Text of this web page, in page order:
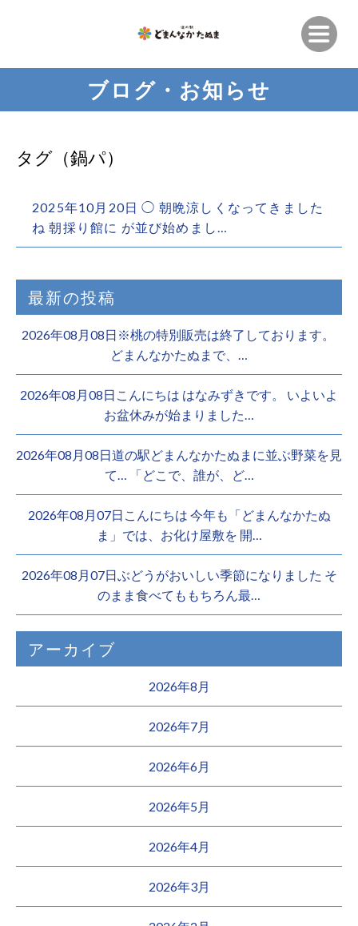
ブログ・お知らせ
タグ（鍋パ）
2025年10月20日 ◯ 朝晩涼しくなってきました
ね️ 朝採り館に が並び始めまし…
最新の投稿
2026年08月08日※桃の特別販売は終了しております。 ️
どまんなかたぬまで、…
2026年08月08日こんにちは はなみずきです。 いよいよ
お盆休みが始まりました…
2026年08月08日道の駅どまんなかたぬまに並ぶ野菜を見
て… 「どこで、誰が、ど…
2026年08月07日こんにちは 今年も「どまんなかたぬ
ま」では、お化け屋敷を 開…
2026年08月07日ぶどうがおいしい季節になりました そ
のまま食べてももちろん最…
アーカイブ
2026年8月
2026年7月
2026年6月
2026年5月
2026年4月
2026年3月